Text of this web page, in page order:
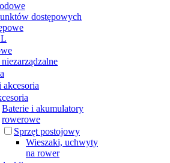
dostępowych
Baterie i akumulatory
rowerowe
Sprzęt postojowy
Wieszaki, uchwyty
na rower